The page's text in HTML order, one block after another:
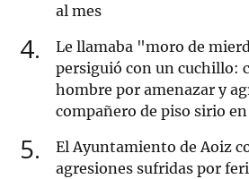
al mes
4
Le llamaba "moro de
persiguió con un cuchillo:
hombre por amenazar y
compañero de piso sirio
5
El Ayuntamiento de Aoiz
agresiones sufridas por